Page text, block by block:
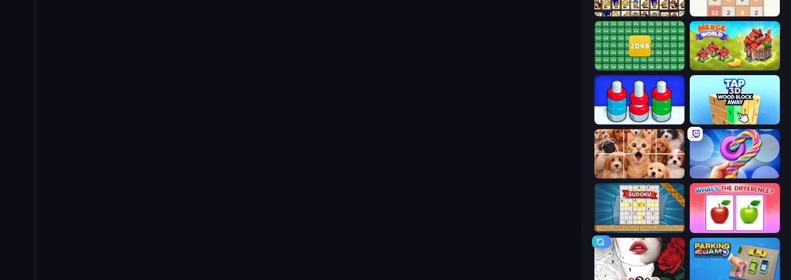
Tiles of the Simpsons 2048
2048 Merge Blocks Merge World
Jigpic Solitaire Twisted Tangle
Sudoku Online What's The Difference?